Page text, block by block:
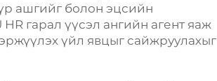
ашгийг болон эцсийн
гарал үүсэл ангийн агент яаж
үйл явцыг сайжруулахыг